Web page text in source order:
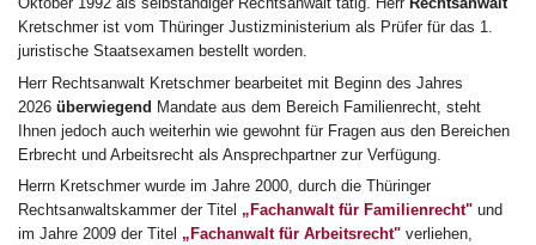
Kretschmer ist vom Thüringer Justizministerium als Prüfer für das 1.
juristische Staatsexamen bestellt worden.
Herr Rechtsanwalt Kretschmer bearbeitet mit Beginn des Jahres
2026 überwiegend Mandate aus dem Bereich Familienrecht, steht
Ihnen jedoch auch weiterhin wie gewohnt für Fragen aus den Bereichen
Erbrecht und Arbeitsrecht als Ansprechpartner zur Verfügung.
Herrn Kretschmer wurde im Jahre 2000, durch die Thüringer
Rechtsanwaltskammer der Titel „Fachanwalt für Familienrecht" und
im Jahre 2009 der Titel „Fachanwalt für Arbeitsrecht" verliehen,